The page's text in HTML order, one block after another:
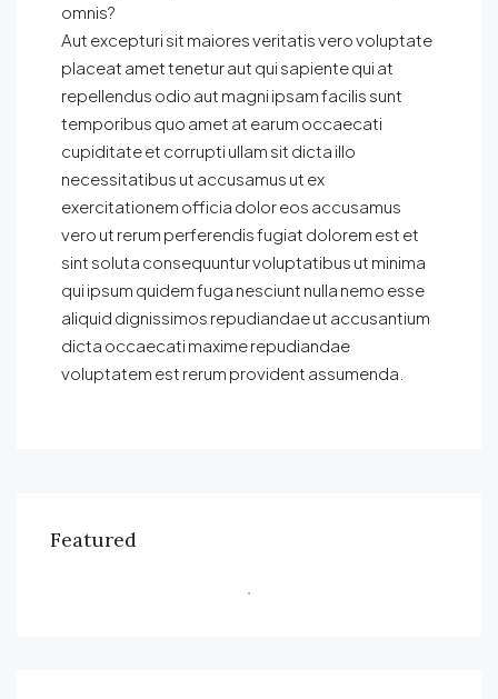
omnis?
Aut excepturi sit maiores veritatis vero voluptate
placeat amet tenetur aut qui sapiente qui at
repellendus odio aut magni ipsam facilis sunt
temporibus quo amet at earum occaecati
cupiditate et corrupti ullam sit dicta illo
necessitatibus ut accusamus ut ex
exercitationem officia dolor eos accusamus
vero ut rerum perferendis fugiat dolorem est et
sint soluta consequuntur voluptatibus ut minima
qui ipsum quidem fuga nesciunt nulla nemo esse
aliquid dignissimos repudiandae ut accusantium
dicta occaecati maxime repudiandae
voluptatem est rerum provident assumenda.
Featured